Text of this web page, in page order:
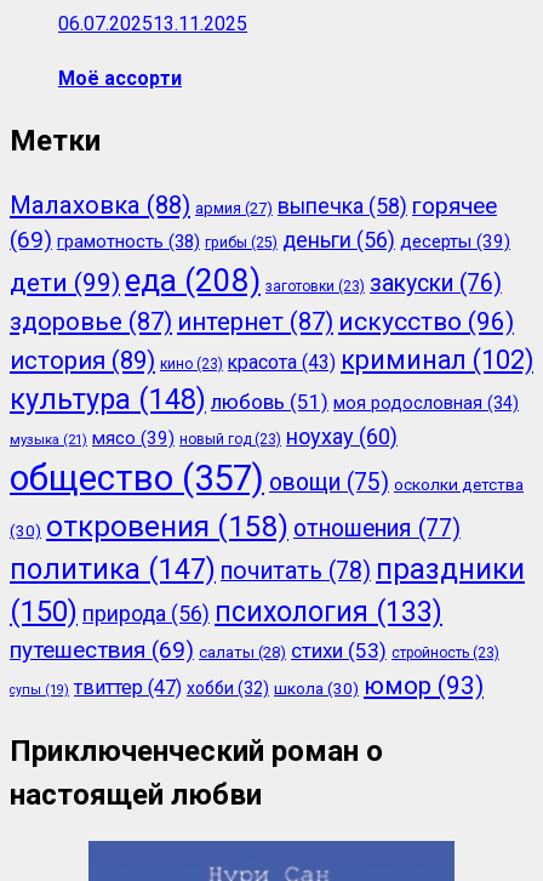
06.07.202513.11.2025
Моё ассорти
Метки
Малаховка (88) армия (27) выпечка (58) горячее
(69) грамотность (38) грибы (25) деньги (56) десерты (39)
дети (99) еда (208) заготовки (23) закуски (76)
здоровье (87) интернет (87) искусство (96)
история (89) кино (23) красота (43) криминал (102)
культура (148) любовь (51) моя родословная (34)
музыка (21) мясо (39) новый год (23) ноухау (60)
общество (357) овощи (75) осколки детства
(30) откровения (158) отношения (77)
политика (147) почитать (78) праздники
(150) природа (56) психология (133)
путешествия (69) салаты (28) стихи (53) стройность (23)
супы (19) твиттер (47) хобби (32) школа (30) юмор (93)
Приключенческий роман о
настоящей любви